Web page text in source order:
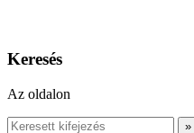
Keresés
Az oldalon